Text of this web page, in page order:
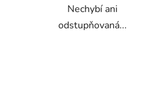
Nechybí ani
odstupňovaná...